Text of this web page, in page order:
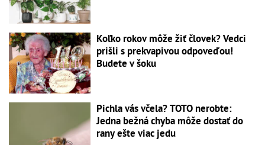
Koľko rokov môže žiť človek? Vedci
prišli s prekvapivou odpoveďou!
Budete v šoku
Pichla vás včela? TOTO nerobte:
Jedna bežná chyba môže dostať do
rany ešte viac jedu